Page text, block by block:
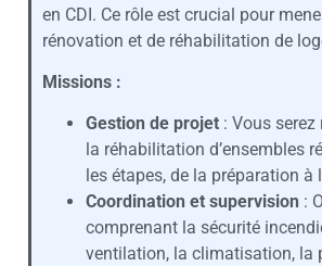
en CDI. Ce rôle est crucial pour
rénovation et de réhabilitation de
Missions :
Gestion de projet : Vous
la réhabilitation d’ensembles
les étapes, de la préparation
Coordination et supervision :
comprenant la sécurité
ventilation, la climatisation, la